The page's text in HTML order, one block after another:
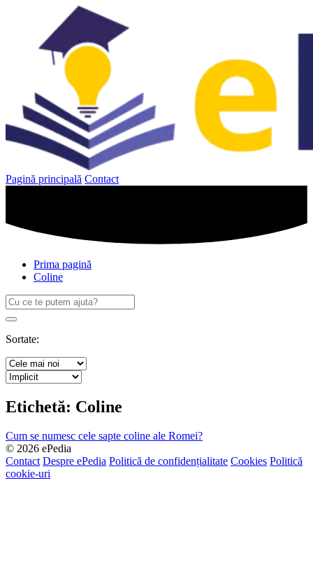
Pagină principală Contact
Prima pagină
Coline
Caută
după:
Search
Sortate:
Etichetă: Coline
Cum se numesc cele sapte coline ale Romei?
© 2026 ePedia
Contact Despre ePedia Politică de confidențialitate Cookies Politică
cookie-uri